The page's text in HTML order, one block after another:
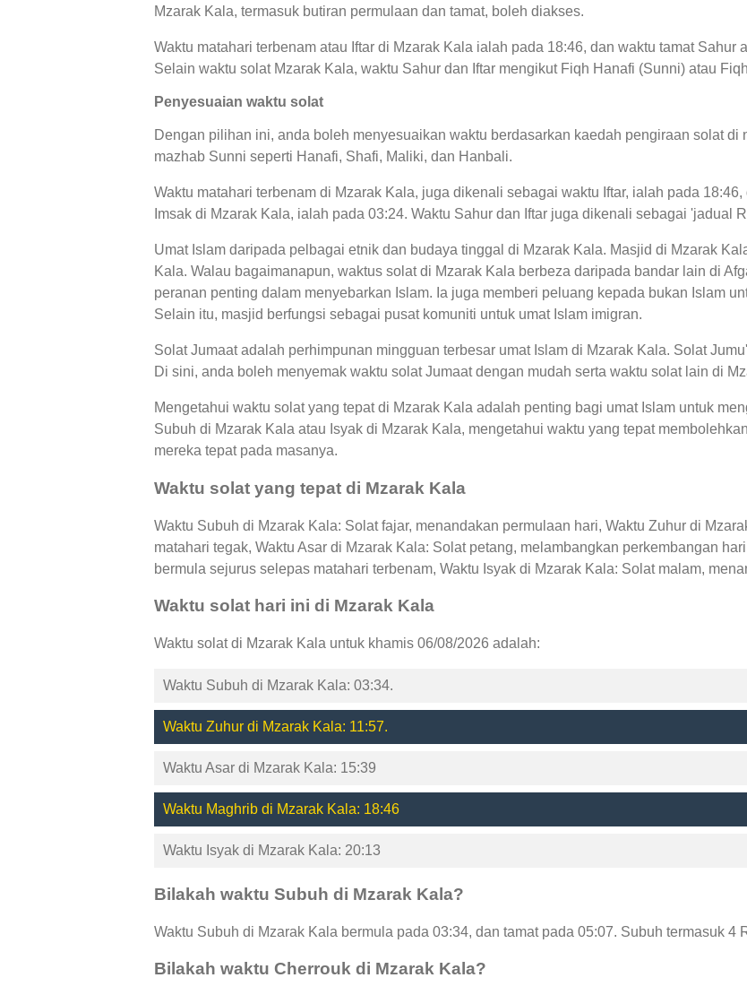
Mzarak Kala, termasuk butiran permulaan dan tamat, boleh diakses.
Waktu matahari terbenam atau Iftar di Mzarak Kala ialah pada 18:46, dan waktu tamat Sahur
Selain waktu solat Mzarak Kala, waktu Sahur dan Iftar mengikut Fiqh Hanafi (Sunni) atau
Penyesuaian waktu solat
Dengan pilihan ini, anda boleh menyesuaikan waktu berdasarkan kaedah pengiraan solat di
mazhab Sunni seperti Hanafi, Shafi, Maliki, dan Hanbali.
Waktu matahari terbenam di Mzarak Kala, juga dikenali sebagai waktu Iftar, ialah pada
Imsak di Mzarak Kala, ialah pada 03:24. Waktu Sahur dan Iftar juga dikenali sebagai 'jadual
Umat Islam daripada pelbagai etnik dan budaya tinggal di Mzarak Kala. Masjid di Mzarak
Kala. Walau bagaimanapun, waktus solat di Mzarak Kala berbeza daripada bandar lain di
peranan penting dalam menyebarkan Islam. Ia juga memberi peluang kepada bukan Islam
Selain itu, masjid berfungsi sebagai pusat komuniti untuk umat Islam imigran.
Solat Jumaat adalah perhimpunan mingguan terbesar umat Islam di Mzarak Kala. Solat
Di sini, anda boleh menyemak waktu solat Jumaat dengan mudah serta waktu solat lain di
Mengetahui waktu solat yang tepat di Mzarak Kala adalah penting bagi umat Islam untuk
Subuh di Mzarak Kala atau Isyak di Mzarak Kala, mengetahui waktu yang tepat
mereka tepat pada masanya.
Waktu solat yang tepat di Mzarak Kala
Waktu Subuh di Mzarak Kala: Solat fajar, menandakan permulaan hari, Waktu Zuhur di
matahari tegak, Waktu Asar di Mzarak Kala: Solat petang, melambangkan perkembangan
bermula sejurus selepas matahari terbenam, Waktu Isyak di Mzarak Kala: Solat malam,
Waktu solat hari ini di Mzarak Kala
Waktu solat di Mzarak Kala untuk khamis 06/08/2026 adalah:
Waktu Subuh di Mzarak Kala: 03:34.
Waktu Zuhur di Mzarak Kala: 11:57.
Waktu Asar di Mzarak Kala: 15:39
Waktu Maghrib di Mzarak Kala: 18:46
Waktu Isyak di Mzarak Kala: 20:13
Bilakah waktu Subuh di Mzarak Kala?
Waktu Subuh di Mzarak Kala bermula pada 03:34, dan tamat pada 05:07. Subuh termasuk 4
Bilakah waktu Cherrouk di Mzarak Kala?